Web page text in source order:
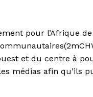
pour l’Afrique
et du centre à
médias afin qu’ils